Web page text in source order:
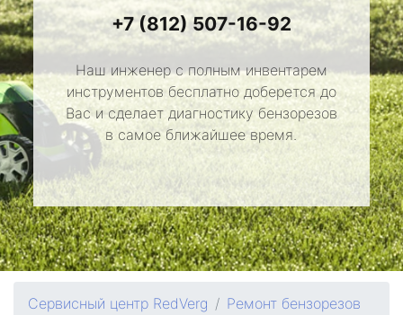
+7 (812) 507-16-92
Наш инженер с полным инвентарем
инструментов бесплатно доберется до
Вас и сделает диагностику бензорезов
в самое ближайшее время.
Сервисный центр RedVerg
Ремонт бензорезов